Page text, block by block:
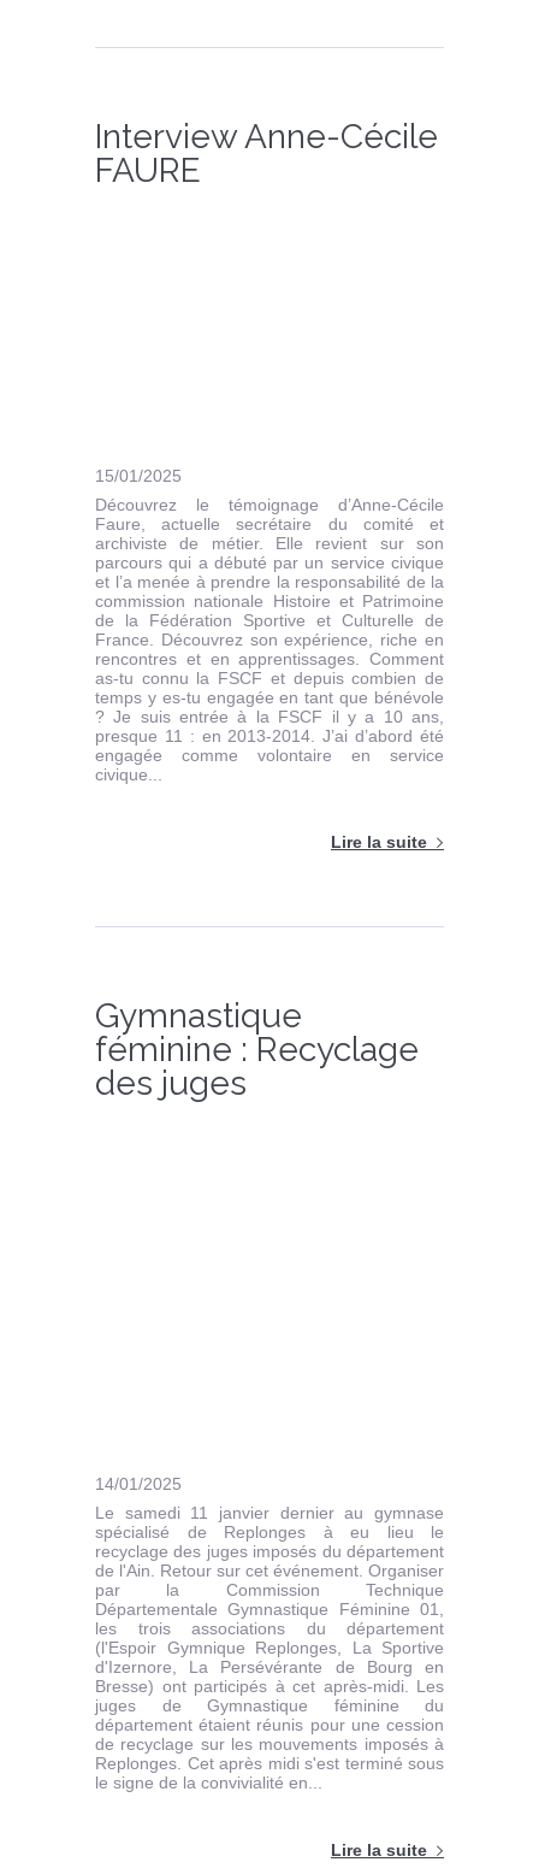
Interview Anne-Cécile
FAURE
15/01/2025
Découvrez le témoignage d’Anne-Cécile
Faure, actuelle secrétaire du comité et
archiviste de métier. Elle revient sur son
parcours qui a débuté par un service civique
et l’a menée à prendre la responsabilité de la
commission nationale Histoire et Patrimoine
de la Fédération Sportive et Culturelle de
France. Découvrez son expérience, riche en
rencontres et en apprentissages. Comment
as-tu connu la FSCF et depuis combien de
temps y es-tu engagée en tant que bénévole
? Je suis entrée à la FSCF il y a 10 ans,
presque 11 : en 2013-2014. J’ai d’abord été
engagée comme volontaire en service
civique...
Lire la suite
Gymnastique
féminine : Recyclage
des juges
14/01/2025
Le samedi 11 janvier dernier au gymnase
spécialisé de Replonges à eu lieu le
recyclage des juges imposés du département
de l'Ain. Retour sur cet événement. Organiser
par la Commission Technique
Départementale Gymnastique Féminine 01,
les trois associations du département
(l'Espoir Gymnique Replonges, La Sportive
d'Izernore, La Persévérante de Bourg en
Bresse) ont participés à cet après-midi. Les
juges de Gymnastique féminine du
département étaient réunis pour une cession
de recyclage sur les mouvements imposés à
Replonges. Cet après midi s'est terminé sous
le signe de la convivialité en...
Lire la suite